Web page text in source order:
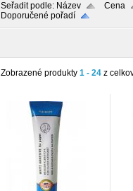
Seřadit podle: Název
Cena
Doporučené pořadí
Zobrazené produkty 1 - 24 z